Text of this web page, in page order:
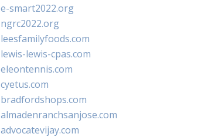
e-smart2022.org
ngrc2022.org
leesfamilyfoods.com
lewis-lewis-cpas.com
eleontennis.com
cyetus.com
bradfordshops.com
almadenranchsanjose.com
advocatevijay.com